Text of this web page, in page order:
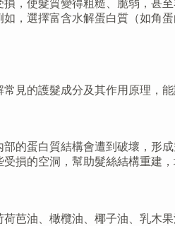
，使髮質變得粗糙、脆弱，
，選擇富含水解蛋白質（如
見的護髮成分及其作用原理，
的蛋白質結構會遭到破壞，
損的空洞，幫助髮絲結構重建
芭油、橄欖油、椰子油、乳